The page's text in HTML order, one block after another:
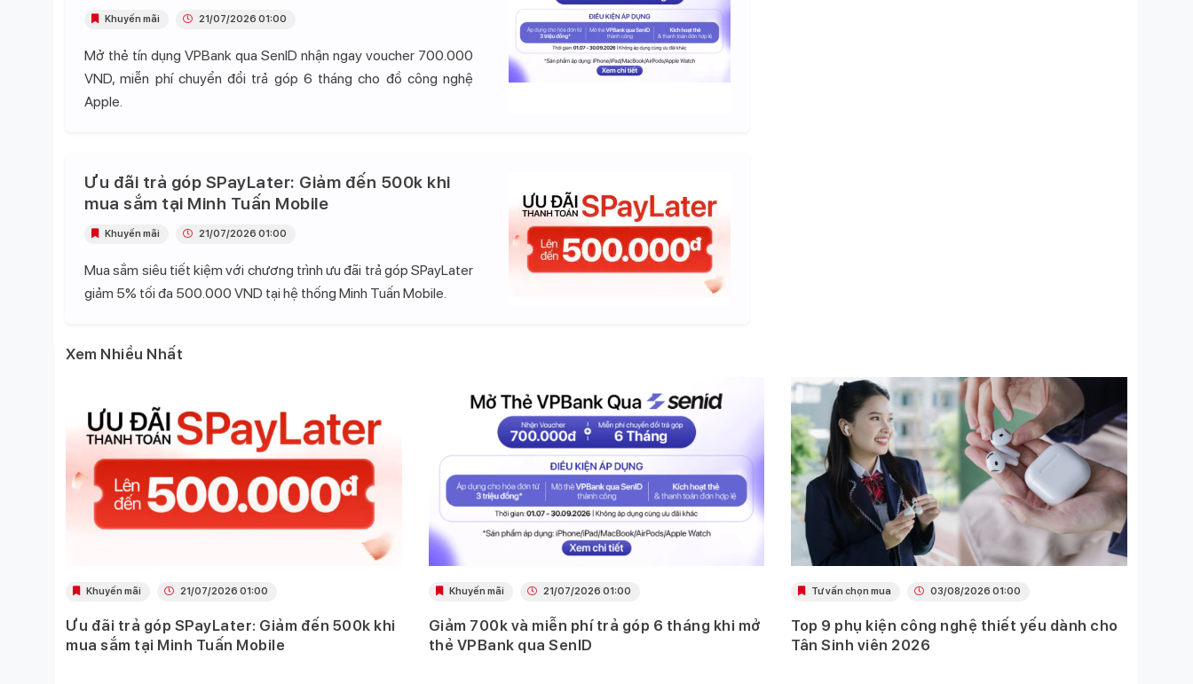
Mở thẻ tín dụng VPBank qua SenID nhận ngay voucher 700.000
VND, miễn phí chuyển đổi trả góp 6 tháng cho đồ công nghệ
Apple.
Khuyến mãi 21/07/2026 01:00
Ưu đãi trả góp SPayLater: Giảm đến 500k khi
mua sắm tại Minh Tuấn Mobile
Mua sắm siêu tiết kiệm với chương trình ưu đãi trả góp SPayLater
giảm 5% tối đa 500.000 VND tại hệ thống Minh Tuấn Mobile.
Khuyến mãi 21/07/2026 01:00
Xem Nhiều Nhất
Khuyến mãi 21/07/2026 01:00
Ưu đãi trả góp SPayLater: Giảm đến 500k khi
mua sắm tại Minh Tuấn Mobile
Khuyến mãi 21/07/2026 01:00
Giảm 700k và miễn phí trả góp 6 tháng khi mở
thẻ VPBank qua SenID
Tư vấn chọn mua 03/08/2026 01:00
Top 9 phụ kiện công nghệ thiết yếu dành cho
Tân Sinh viên 2026